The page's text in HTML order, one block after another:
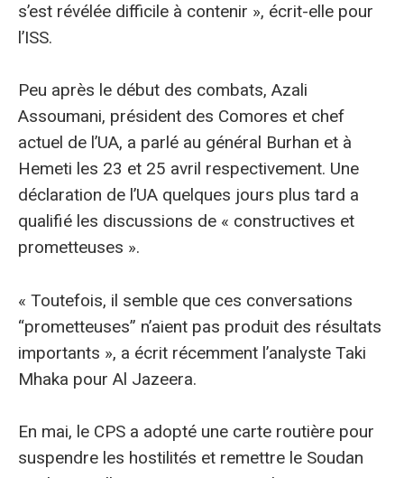
s’est révélée difficile à contenir », écrit-elle pour
l’ISS.
Peu après le début des combats, Azali
Assoumani, président des Comores et chef
actuel de l’UA, a parlé au général Burhan et à
Hemeti les 23 et 25 avril respectivement. Une
déclaration de l’UA quelques jours plus tard a
qualifié les discussions de « constructives et
prometteuses ».
« Toutefois, il semble que ces conversations
“prometteuses” n’aient pas produit des résultats
importants », a écrit récemment l’analyste Taki
Mhaka pour Al Jazeera.
En mai, le CPS a adopté une carte routière pour
suspendre les hostilités et remettre le Soudan